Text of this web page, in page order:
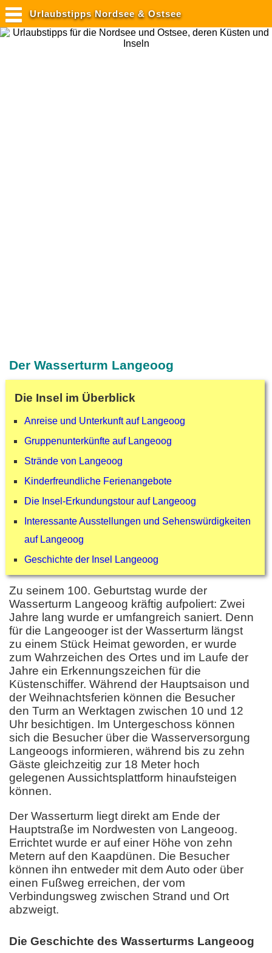
Urlaubstipps Nordsee & Ostsee
Der Wasserturm Langeoog
Die Insel im Überblick
Anreise und Unterkunft auf Langeoog
Gruppenunterkünfte auf Langeoog
Strände von Langeoog
Kinderfreundliche Ferienangebote
Die Insel-Erkundungstour auf Langeoog
Interessante Ausstellungen und Sehenswürdigkeiten
auf Langeoog
Geschichte der Insel Langeoog
Zu seinem 100. Geburtstag wurde der
Wasserturm Langeoog kräftig aufpoliert: Zwei
Jahre lang wurde er umfangreich saniert. Denn
für die Langeooger ist der Wasserturm längst
zu einem Stück Heimat geworden, er wurde
zum Wahrzeichen des Ortes und im Laufe der
Jahre ein Erkennungszeichen für die
Küstenschiffer. Während der Hauptsaison und
der Weihnachtsferien können die Besucher
den Turm an Werktagen zwischen 10 und 12
Uhr besichtigen. Im Untergeschoss können
sich die Besucher über die Wasserversorgung
Langeoogs informieren, während bis zu zehn
Gäste gleichzeitig zur 18 Meter hoch
gelegenen Aussichtsplattform hinaufsteigen
können.
Der Wasserturm liegt direkt am Ende der
Hauptstraße im Nordwesten von Langeoog.
Errichtet wurde er auf einer Höhe von zehn
Metern auf den Kaapdünen. Die Besucher
können ihn entweder mit dem Auto oder über
einen Fußweg erreichen, der vom
Verbindungsweg zwischen Strand und Ort
abzweigt.
Die Geschichte des Wasserturms Langeoog